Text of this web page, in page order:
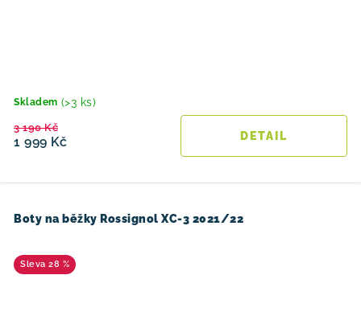
Skladem (>3 ks)
1 999 Kč
3 190 Kč
Boty na běžky Rossignol XC-3 2021/22
28 %